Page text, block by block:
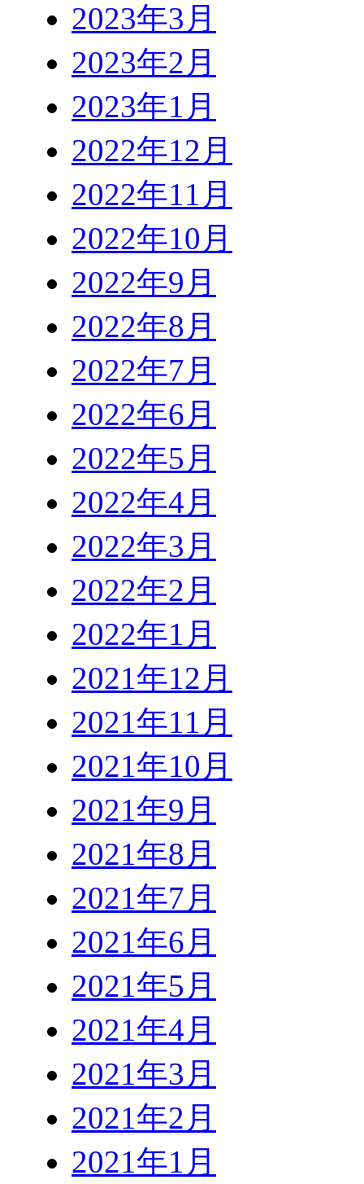
2023年3月
2023年2月
2023年1月
2022年12月
2022年11月
2022年10月
2022年9月
2022年8月
2022年7月
2022年6月
2022年5月
2022年4月
2022年3月
2022年2月
2022年1月
2021年12月
2021年11月
2021年10月
2021年9月
2021年8月
2021年7月
2021年6月
2021年5月
2021年4月
2021年3月
2021年2月
2021年1月